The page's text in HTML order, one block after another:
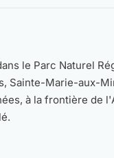
le Parc Naturel
Sainte-Marie-aux-
à la frontière de